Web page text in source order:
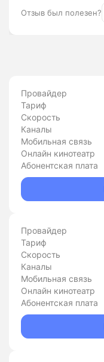
Отзыв был полезен?
Провайдер
Тариф
Скорость
Каналы
Мобильная связь
Онлайн кинотеатр
Абонентская плата
Провайдер
Тариф
Скорость
Каналы
Мобильная связь
Онлайн кинотеатр
Абонентская плата